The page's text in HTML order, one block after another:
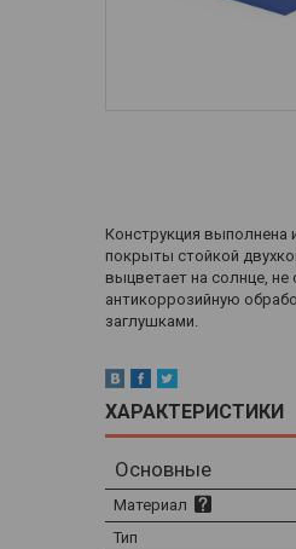
Конструкция
покрыты стойкой
выцветает на солнце,
антикоррозийную
заглушками.
ХАРАКТЕРИСТИКИ
Основные
Материал
Тип